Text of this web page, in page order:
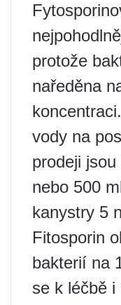
protože
naředěna
vody na
prodeji
nebo 500
kanystry 5
Fitosporin
bakterií na
se k léčbě i